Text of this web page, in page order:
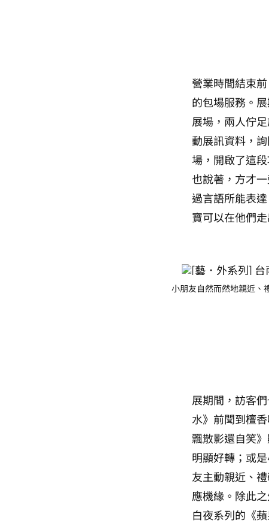
營業時間結束
的包場服務。
展場，兩人佇
動展訊資料，
場，開啟了這
也說著，方才
過言語所能表
寶可以在他們
小朋友自然而然地親近、
展期間，訪客
水》前聞到檀
飄散影還自笑
明顯好轉；或
友主動親近、
應機緣。除此
白夜系列的《